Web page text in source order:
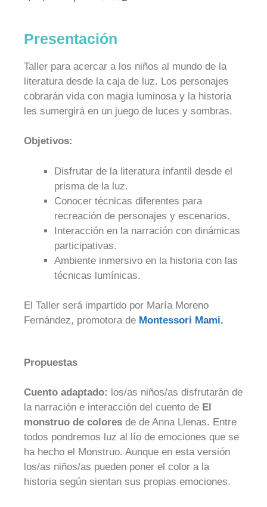
Presentación
Taller para acercar a los niños al mundo de la
literatura desde la caja de luz. Los personajes
cobrarán vida con magia luminosa y la historia
les sumergirá en un juego de luces y sombras.
Objetivos:
Disfrutar de la literatura infantil desde el
prisma de la luz.
Conocer técnicas diferentes para
recreación de personajes y escenarios.
Interacción en la narración con dinámicas
participativas.
Ambiente inmersivo en la historia con las
técnicas lumínicas.
El Taller será impartido por María Moreno
Fernández, promotora de Montessori Mami.
Propuestas
Cuento adaptado: los/as niños/as disfrutarán de
la narración e interacción del cuento de El
monstruo de colores de de Anna Llenas. Entre
todos pondremos luz al lío de emociones que se
ha hecho el Monstruo. Aunque en esta versión
los/as niños/as pueden poner el color a la
historia según sientan sus propias emociones.